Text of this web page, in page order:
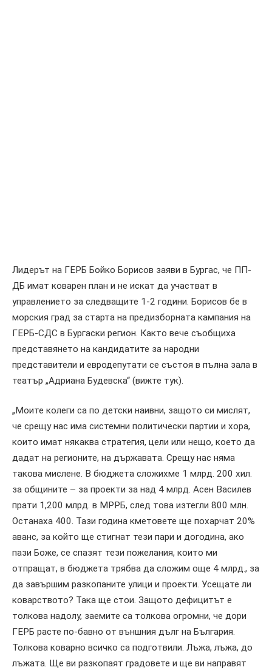
Лидерът на ГЕРБ Бойко Борисов заяви в Бургас, че ПП-
ДБ имат коварен план и не искат да участват в
управлението за следващите 1-2 години. Борисов бе в
морския град за старта на предизборната кампания на
ГЕРБ-СДС в Бургаски регион. Както вече съобщиха
представянето на кандидатите за народни
представители и евродепутати се състоя в пълна зала в
театър „Адриана Будевска“ (вижте тук).
„Моите колеги са по детски наивни, защото си мислят,
че срещу нас има системни политически партии и хора,
които имат някаква стратегия, цели или нещо, което да
дадат на регионите, на държавата. Срещу нас няма
такова мислене. В бюджета сложихме 1 млрд. 200 хил.
за общините – за проекти за над 4 млрд. Асен Василев
прати 1,200 млрд. в МРРБ, след това изтегли 800 млн.
Останаха 400. Тази година кметовете ще похарчат 20%
аванс, за който ще стигнат тези пари и догодина, ако
пази Боже, се спазят тези пожелания, които ми
отпращат, в бюджета трябва да сложим още 4 млрд., за
да завършим разкопаните улици и проекти. Усещате ли
коварството? Така ще стои. Защото дефицитът е
толкова надолу, заемите са толкова огромни, че дори
ГЕРБ расте по-бавно от външния дълг на България.
Толкова коварно всичко са подготвили. Лъжа, лъжа, до
лъжата. Ще ви разкопаят градовете и ще ви направят